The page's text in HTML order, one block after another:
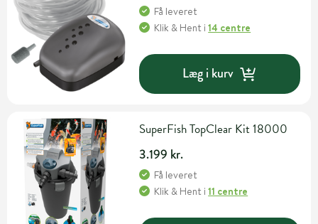
Få leveret
Klik & Hent i14 centre
Læg i kurv
SuperFish TopClear Kit 18000
3.199 kr.
Få leveret
Klik & Hent i11 centre